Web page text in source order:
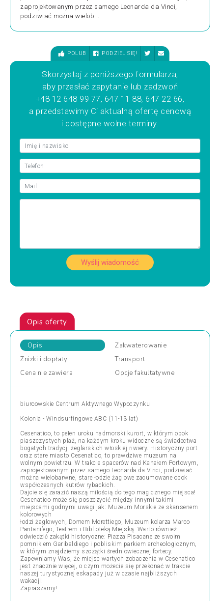
zaprojektowanym przez samego Leonarda da Vinci,
podziwiać można wielob...
POLUB PODZIEL SIĘ!
Skorzystaj z poniższego formularza,
aby przesłać zapytanie lub zadzwoń
+48 12 648 99 77, 647 11 88, 647 22 66,
a przedstawimy Ci aktualną ofertę cenową
i dostępne wolne terminy.
Wyślij wiadomość
Opis oferty
Opis
Zakwaterowanie
Zniżki i dopłaty
Transport
Cena nie zawiera Opcje fakultatywne
biuroowskie Centrum Aktywnego Wypoczynku
Kolonia - Windsurfingowe ABC (11-13 lat)
Cesenatico, to pełen uroku nadmorski kurort, w którym obok
piaszczystych plaż, na każdym kroku widoczne są świadectwa
bogatych tradycji żeglarskich włoskiej riwiery. Historyczny port
oraz stare miasto Cesenatico, to prawdziwe muzeum na
wolnym powietrzu. W trakcie spacerów nad Kanałem Portowym,
zaprojektowanym przez samego Leonarda da Vinci, podziwiać
można wielobarwne, stare łodzie żaglowe zacumowane obok
współczesnych kutrów rybackich.
Dajcie się zarazić naszą miłością do tego magicznego miejsca!
Cesenatico może się poszczycić między innymi takimi
miejscami godnymi uwagi jak: Muzeum Morskie ze skansenem
kolorowych
łodzi żaglowych, Domem Morettiego, Muzeum kolarza Marco
Pantani’ego, Teatrem i Biblioteką Miejską. Warto również
odwiedzić zakątki historyczne: Piazza Pisacane ze swoim
pomnikiem Garibaldiego i pobliskim parkiem archeologicznym,
w którym znajdziemy szczątki średniowiecznej fortecy.
Zapewniamy Was, że miejsc wartych zobaczenia w Cesenatico
jest znacznie więcej, o czym możecie się przekonać w trakcie
naszej turystycznej eskapady już w czasie najbliższych
wakacji!
Zapraszamy!